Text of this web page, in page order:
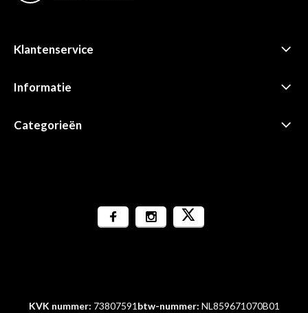
Klantenservice
Informatie
Categorieën
KVK nummer: 73807591 btw-nummer: NL859671070B01